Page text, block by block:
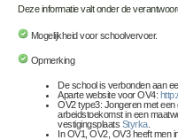
Deze informatie valt onder de
Mogelijkheid voor schoolvervoer.
Opmerking
De school is verbonden aan
Aparte website voor OV4:
OV2 type3: Jongeren met
arbeidstoekomst in een
vestigingsplaats Styrka.
In OV1, OV2, OV3 heeft men